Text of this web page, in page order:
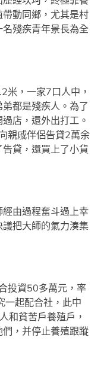
動同鄉，尤其是村
殘疾青年景長為全
米，一家7口人中，
都是殘疾人。為了
店，還外出打工。
親戚伴侶告貸2萬余
貸，還買上了小貨
由過程奮斗過上幸
把大師的氣力湊集
投資50多萬元，率
一起配合社，此中
和貧苦戶養殖戶，
，并停止養殖跟蹤